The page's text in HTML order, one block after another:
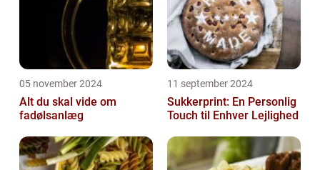
05 november 2024
Alt du skal vide om
fadølsanlæg
11 september 2024
Sukkerprint: En Personlig
Touch til Enhver Lejlighed